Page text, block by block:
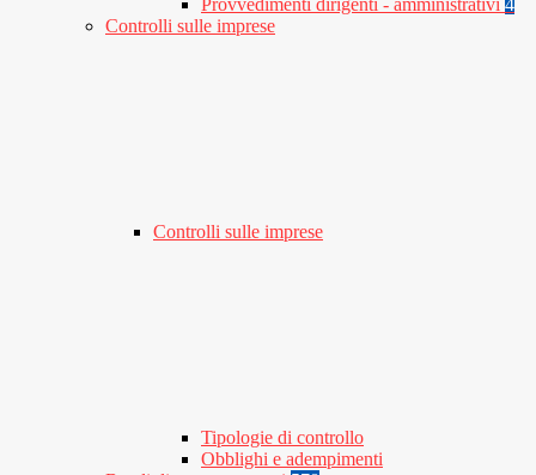
Controlli sulle imprese
Controlli sulle imprese
Tipologie di controllo
Obblighi e adempimenti